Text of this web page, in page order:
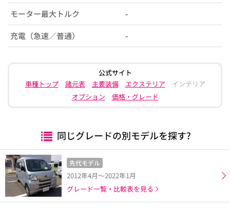
モーター最大トルク -
充電（急速／普通） -
公式サイト
車種トップ
諸元表 主要装備 エクステリア
インテリア
オプション
価格・グレード
同じグレードの別モデルを探す?
先代モデル
2012年4月～2022年1月
グレード一覧・比較表を見る